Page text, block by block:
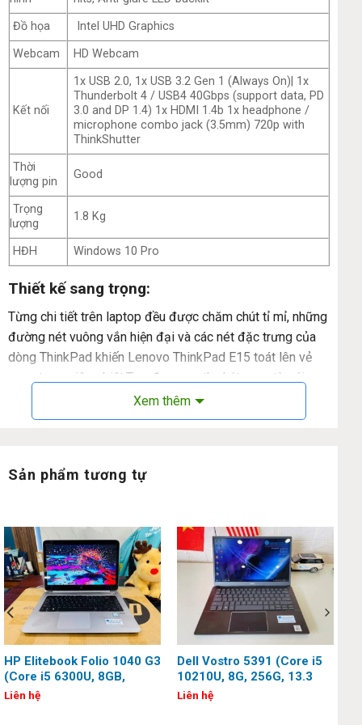
Đồ họa
Intel UHD Graphics
Webcam
HD Webcam
Kết nối
1x USB 2.0, 1x USB 3.2 Gen 1 (Always On)| 1x
Thunderbolt 4 / USB4 40Gbps (support data, PD
3.0 and DP 1.4) 1x HDMI 1.4b 1x headphone /
microphone combo jack (3.5mm) 720p with
ThinkShutter
Thời
lượng pin
Good
Trọng
lượng
1.8 Kg
HĐH Windows 10 Pro
Thiết kế sang trọng:
Từng chi tiết trên laptop đều được chăm chút tỉ mỉ, những
đường nét vuông vắn hiện đại và các nét đặc trưng của
dòng ThinkPad khiến Lenovo ThinkPad E15 toát lên vẻ
sang trọng riêng biệt.Tạo được sự thu hút ngay từ cái
nhìn đầu tiên nhờ vào thiết kế vỏ ngoài sang trọng, tinh tế,
chiếc Laptop Lenovo này có màu đen truyền thống mang
Xem thêm
Sản phẩm tương tự
HP Elitebook Folio 1040 G3
(Core i5 6300U, 8GB,
256GB, 14 inch, QHD,
Liên hệ
Dell Vostro 5391 (Core i5
10210U, 8G, 256G, 13.3
inch, Full HD)
Liên hệ